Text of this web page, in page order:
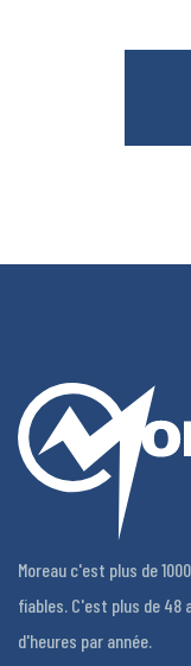
Moreau c'est plus de
fiables. C'est plus de 48
d'heures par année.